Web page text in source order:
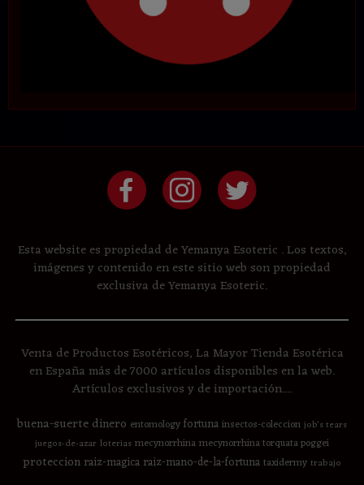
Esta website es propiedad de Yemanya Esoteric . Los textos,
imágenes y contenido en este sitio web son propiedad
exclusiva de Yemanya Esoteric.
Venta de Productos Esotéricos, La Mayor Tienda Esotérica
en España más de 7000 artículos disponibles en la web.
Artículos exclusivos y de importación....
buena-suertedinero entomologyfortunainsectos-coleccion job's tears
juegos-de-azar loterias mecynorrhinamecynorrhina torquata poggei
proteccion raiz-magica raiz-mano-de-la-fortunataxidermy trabajo